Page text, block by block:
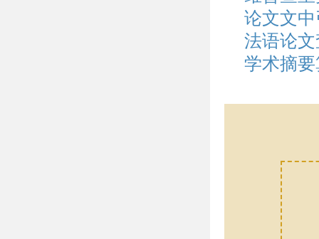
论文文
法语论
学术摘